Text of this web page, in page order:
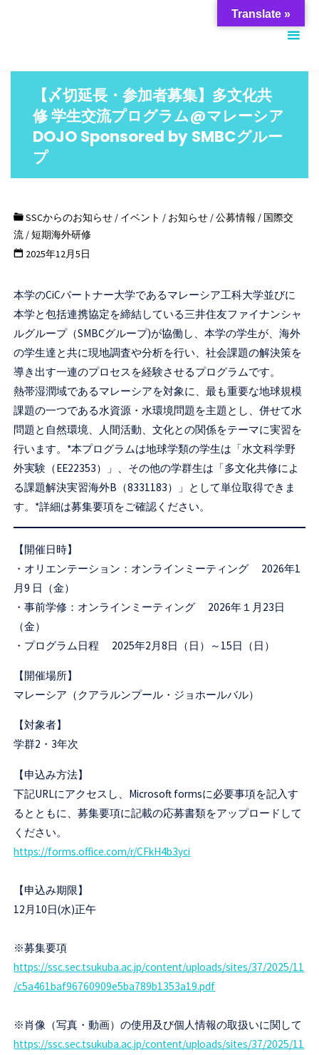
学
デ
ト
サ
ー
ト
セ
ン
タ
ー
【〆切延長・参加者募集】多文化共
修 学生交流プログラム@マレーシア
DOJO Sponsored by SMBCグルー
プ
SSCからのお知らせ/ イベント / お知らせ/公募情報 / 国際交
流/短期海外研修
2025年12月5日
本学のCiCパートナー大学であるマレーシア工科大学並びに
本学と包括連携協定を締結している三井住友ファイナンシャ
ルグループ（SMBCグループ)が協働し、本学の学生が、海外
の学生達と共に現地調査や分析を行い、社会課題の解決策を
導き出す一連のプロセスを経験させるプログラムです。
熱帯湿潤域であるマレーシアを対象に、最も重要な地球規模
課題の一つである水資源・水環境問題を主題とし、併せて水
問題と自然環境、人間活動、文化との関係をテーマに実習を
行います。*本プログラムは地球学類の学生は「水文科学野
外実験（EE22353）」、その他の学群生は「多文化共修によ
る課題解決実習海外B（8331183）」として単位取得できま
す。*詳細は募集要項をご確認ください。
【開催日時】
・オリエンテーション：オンラインミーティング 2026年1
月9 日（金）
・事前学修：オンラインミーティング 2026年１月23日
（金）
・プログラム日程 2025年2月8日（日）～15日（日）
【開催場所】
マレーシア（クアラルンプール・ジョホールバル）
【対象者】
学群2・3年次
【申込み方法】
下記URLにアクセスし、Microsoft formsに必要事項を記入す
るとともに、募集要項に記載の応募書類をアップロードして
ください。
https://forms.office.com/r/CFkH4b3yci
【申込み期限】
12月10日(水)正午
※募集要項
https://ssc.sec.tsukuba.ac.jp/content/uploads/sites/37/2025/11
/c5a461baf96760909e5ba789b1353a19.pdf
※肖像（写真・動画）の使用及び個人情報の取扱いに関して
https://ssc.sec.tsukuba.ac.jp/content/uploads/sites/37/2025/11
Translate »